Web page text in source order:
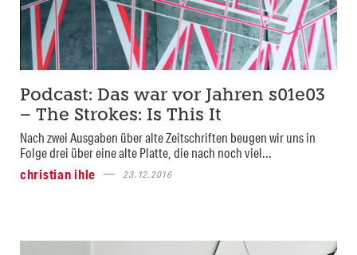
Podcast: Das war vor Jahren s01e03
– The Strokes: Is This It
Nach zwei Ausgaben über alte Zeitschriften beugen wir uns in
Folge drei über eine alte Platte, die nach noch viel...
christian ihle
23.12.2016